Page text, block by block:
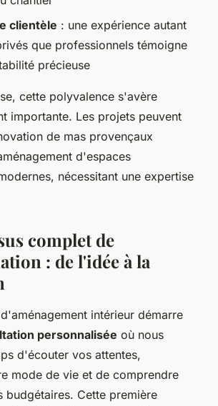
clientèle : une expérience autant
que professionnels témoigne
précieuse
cette polyvalence s'avère
importante. Les projets peuvent
de mas provençaux
d'espaces
nécessitant une expertise
complet de
: de l'idée à la
intérieur démarre
personnalisée où nous
d'écouter vos attentes,
mode de vie et de comprendre
budgétaires. Cette première